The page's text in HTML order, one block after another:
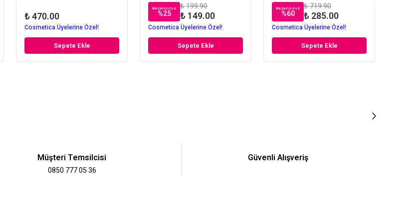
₺ 470.00
Cosmetica Üyelerine Özel!
Sepete Ekle
Kazancınız
%25
₺ 199.90
₺ 149.00
Cosmetica Üyelerine Özel!
Sepete Ekle
Kazancınız
%60
₺ 719.90
₺ 285.00
Cosmetica Üyelerine Özel!
Sepete Ekle
Müşteri Temsilcisi
0850 777 05 36
Güvenli Alışveriş